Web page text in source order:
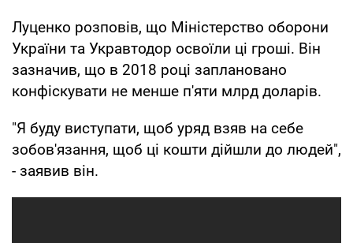
Луценко розповів, що Міністерство оборони
України та Укравтодор освоїли ці гроші. Він
зазначив, що в 2018 році заплановано
конфіскувати не менше п'яти млрд доларів.
"Я буду виступати, щоб уряд взяв на себе
зобов'язання, щоб ці кошти дійшли до людей",
- заявив він.